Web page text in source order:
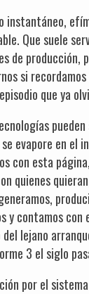
instantáneo,
Que suele
de producción,
si recordamos
que ya
pueden
evapore en el
con esta
quienes
y contamos con
del lejano
3 el siglo
por el